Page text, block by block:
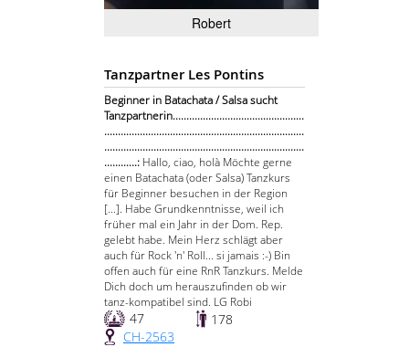
Robert
Tanzpartner Les Pontins
Beginner in Batachata / Salsa sucht
Tanzpartnerin................................................
.........................................................................
.........................................................................
............: Hallo, ciao, holà Möchte gerne
einen Batachata (oder Salsa) Tanzkurs
für Beginner besuchen in der Region
[...]. Habe Grundkenntnisse, weil ich
früher mal ein Jahr in der Dom. Rep.
gelebt habe. Mein Herz schlägt aber
auch für Rock 'n' Roll... si jamais :-) Bin
offen auch für eine RnR Tanzkurs. Melde
Dich doch um herauszufinden ob wir
tanz-kompatibel sind. LG Robi
47
178
CH-2563